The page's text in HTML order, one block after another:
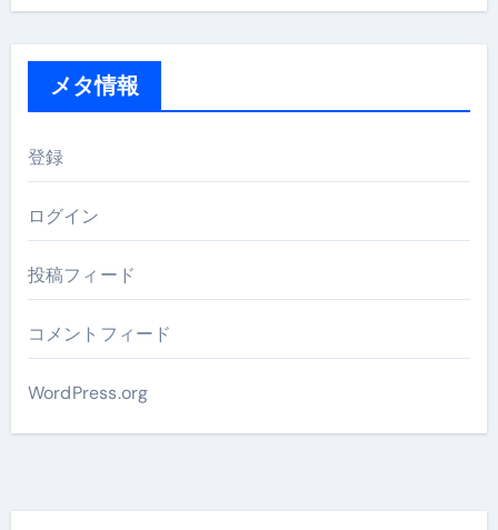
メタ情報
登録
ログイン
投稿フィード
コメントフィード
WordPress.org